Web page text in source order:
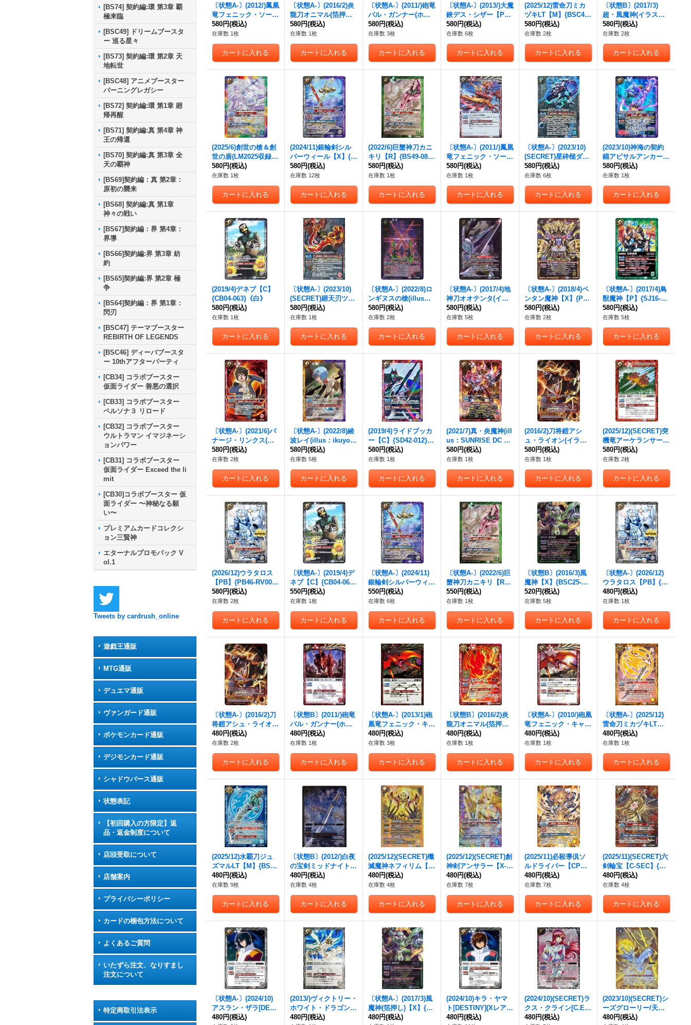
[BS74] 契約編:環 第3章 覇
極来臨
[BSC49] ドリームブースタ
ー 巡る星々
[BS73] 契約編:環 第2章 天
地転世
[BSC48] アニメブースター
バーニングレガシー
[BS72] 契約編:環 第1章 廻
帰再醒
[BS71] 契約編:真 第4章 神
王の帰還
[BS70] 契約編:真 第3章 全
天の覇神
[BS69]契約編：真 第2章：
原初の襲来
[BS68] 契約編:真 第1章
神々の戦い
[BS67]契約編：界 第4章：
界導
[BS66]契約編:界 第3章 紡
約
[BS65]契約編:界 第2章 極
争
[BS64]契約編：界 第1章：
閃刃
[BSC47] テーマブースター
REBIRTH OF LEGENDS
[BSC46] ディーバブースタ
ー 10thアフターパーティ
[CB34] コラボブースター
仮面ライダー 善悪の選択
[CB33] コラボブースター
ペルソナ３ リロード
[CB32] コラボブースター
ウルトラマン イマジネーシ
ョンパワー
[CB31] コラボブースター
仮面ライダー Exceed the li
mit
[CB30]コラボブースター 仮
面ライダー 〜神秘なる願
い〜
プレミアムカードコレクシ
ョン三賢神
エターナルプロモパック V
ol.1
Tweets by cardrush_online
遊戯王通販
MTG通販
デュエマ通販
ヴァンガード通販
ポケモンカード通販
デジモンカード通販
シャドウバース通販
状態表記
【初回購入の方限定】返
品・返金制度について
店頭受取について
店舗案内
プライバシーポリシー
カードの梱包方法について
よくあるご質問
いたずら注文、なりすまし
注文について
特定商取引法表示
〔状態A-〕(2012/)鳳凰
竜フェニック・ソード
(SD09収録)【X】{X00
9}《赤》
580円(税込)
在庫数 1枚
〔状態A-〕(2016/2)炎
龍刀オニマル(箔押し)
【R】{BS32-056}
《赤》
580円(税込)
在庫数 1枚
〔状態A-〕(2011/)砲竜
バル・ガンナー(ホイ
ル仕様/SD08収録)
【C】{SD03-010}
《赤》
580円(税込)
在庫数 3枚
〔状態A-〕(2013/)大魔
鋏デス・シザー【P】
{SJ13-03}《紫》
580円(税込)
在庫数 6枚
(2025/12)雷命刀ミカ
ヅキLT【M】{BSC48-
037}《黄》
580円(税込)
在庫数 2枚
〔状態B〕(2017/3)
超・風魔神(イラスト
違い/超進化WCGカー
ド)【X】{BS38-CP02}
《緑》
580円(税込)
在庫数 2枚
(2025/6)創世の槍＆創
世の盾(LM2025収録)
【X】{BS51-X07}
《多》
580円(税込)
在庫数 1枚
(2024/11)銀輪剣シル
バーウィール【X】{B
S70-X07}《多》
580円(税込)
在庫数 12枚
(2022/6)巨蟹神刀カニ
キリ【R】{BS49-081}
《緑》
580円(税込)
在庫数 1枚
〔状態A-〕(2011/)鳳凰
竜フェニック・ソード
【X】{X009}《赤》
580円(税込)
在庫数 1枚
〔状態A-〕(2023/10)
(SECRET)星砕槌ダイ
ダロッサ【X-SEC】
{BS65-X09}《多》
580円(税込)
在庫数 6枚
(2023/10)神海の契約
錨アビサルアンカー
【X】{BS66-X11}
《多》
580円(税込)
在庫数 1枚
(2019/4)デネブ【C】
{CB04-063}《白》
580円(税込)
在庫数 1枚
〔状態A-〕(2023/10)
(SECRET)廻天刃ツヴ
ァイザー【X-SEC】
{BS64-X07}《多》
580円(税込)
在庫数 1枚
〔状態A-〕(2022/8)ロ
ンギヌスの槍(illus：
安國一将)【M】{CB21
-042}《紫》
580円(税込)
在庫数 2枚
〔状態A-〕(2017/4)地
神刀オオテンタ(イラ
スト違い/BSC30収録)
【X-SEC】{BSC21-X
04}《白》
580円(税込)
在庫数 5枚
〔状態A-〕(2018/4)ペ
ンタン魔神【X】{PB1
7-X04}《黄》
580円(税込)
在庫数 2枚
〔状態A-〕(2017/4)鳥
獣魔神【P】{SJ16-0
3}《緑》
580円(税込)
在庫数 5枚
〔状態A-〕(2021/6)バ
ナージ・リンクス(フ
ルアート)【R】{SD54
-010}《赤》
580円(税込)
在庫数 2枚
〔状態A-〕(2022/8)綾
波レイ(illus：ikuyoa
n)【R】{SD62-013}
《多》
580円(税込)
在庫数 5枚
(2019/4)ライドブッカ
ー【C】{SD42-012}
《赤》
580円(税込)
在庫数 1枚
(2021/7)真・炎魔神(ill
us：SUNRISE DC stu
dio)【X】{BS54-X08}
《赤》
580円(税込)
在庫数 1枚
(2016/2)刀将鎧アシ
ュ・ライオン(イラス
ト違い/CGカード)
【R】{BSC20-020}
《赤》
580円(税込)
在庫数 1枚
(2025/12)(SECRET)突
機竜アーケランサーL
T【M-SEC】{BSC50-
019}《赤》
580円(税込)
在庫数 2枚
(2026/12)ウラタロス
【PB】{PB46-RV002}
《白》
580円(税込)
在庫数 2枚
〔状態A-〕(2019/4)デ
ネブ【C】{CB04-063}
《白》
550円(税込)
在庫数 1枚
〔状態A-〕(2024/11)
銀輪剣シルバーウィー
ル【X】{BS70-X07}
《多》
550円(税込)
在庫数 6枚
〔状態A-〕(2022/6)巨
蟹神刀カニキリ【R】
{BS49-081}《緑》
550円(税込)
在庫数 1枚
〔状態B〕(2016/3)風
魔神【X】{BSC25-X0
5}《緑》
520円(税込)
在庫数 5枚
〔状態A-〕(2026/12)
ウラタロス【PB】{P
B46-RV002}《白》
480円(税込)
在庫数 1枚
〔状態A-〕(2016/2)刀
将鎧アシュ・ライオン
(イラスト違い/CGカー
ド)【R】{BSC20-020}
《赤》
480円(税込)
在庫数 2枚
〔状態B〕(2011/)砲竜
バル・ガンナー(ホイ
ル仕様/SD08収録)
【C】{SD03-010}
《赤》
480円(税込)
在庫数 1枚
〔状態A-〕(2013/1)砲
凰竜フェニック・キャ
ノン(SD21収録)【R】
{BS10-062}《赤》
480円(税込)
在庫数 3枚
〔状態B〕(2016/2)炎
龍刀オニマル(箔押し)
【R】{BS32-056}
《赤》
480円(税込)
在庫数 1枚
〔状態A-〕(2010/)砲凰
竜フェニック・キャノ
ン【R】{BS10-062}
《赤》
480円(税込)
在庫数 1枚
〔状態A-〕(2025/12)
雷命刀ミカヅキLT
【M】{BSC48-037}
《黄》
480円(税込)
在庫数 1枚
(2025/12)水覇刀ジュ
ズマルLT【M】{BSC4
8-038}《青》
480円(税込)
在庫数 9枚
〔状態B〕(2012/)白夜
の宝剣ミッドナイト・
サン【X】{SD11-X02}
《白》
480円(税込)
在庫数 4枚
(2025/12)(SECRET)殲
滅魔神ネフィリム【M
-SEC】{BS72-065}
《黄》
480円(税込)
在庫数 4枚
(2025/12)(SECRET)創
神剣アンサラー【X-S
EC】{BS72-X08}
《多》
480円(税込)
在庫数 7枚
(2025/11)必殺導倶ソ
ルドライバー【CP】
{BS71-CP05}《黄》
480円(税込)
在庫数 7枚
(2025/11)(SECRET)六
剣輪宝【C-SEC】{SD
69-005}《赤》
480円(税込)
在庫数 4枚
〔状態A-〕(2024/10)
アスラン・ザラ[DEST
INY](Xレア仕様)【R】
480円(税込)
(2013/)ヴィクトリー・
ホワイト・ドラゴン(P
B13収録)【P】{P041}
480円(税込)
〔状態A-〕(2017/3)風
魔神(箔押し)【X】{BS
C25-X05}《緑》
480円(税込)
(2024/10)キラ・ヤマ
ト[DESTINY](Xレア仕
様)【R】{CB27-015}
480円(税込)
(2024/10)(SECRET)ラ
クス・クライン[C.E.7
5]【M-SEC】{CBX01-
480円(税込)
(2023/10)(SECRET)シ
ーズグローリー/天醒
槍ロンゴ・ミニアス(B
480円(税込)